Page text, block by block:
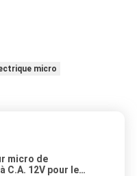
micro
micro de
C.A. 12V pour le